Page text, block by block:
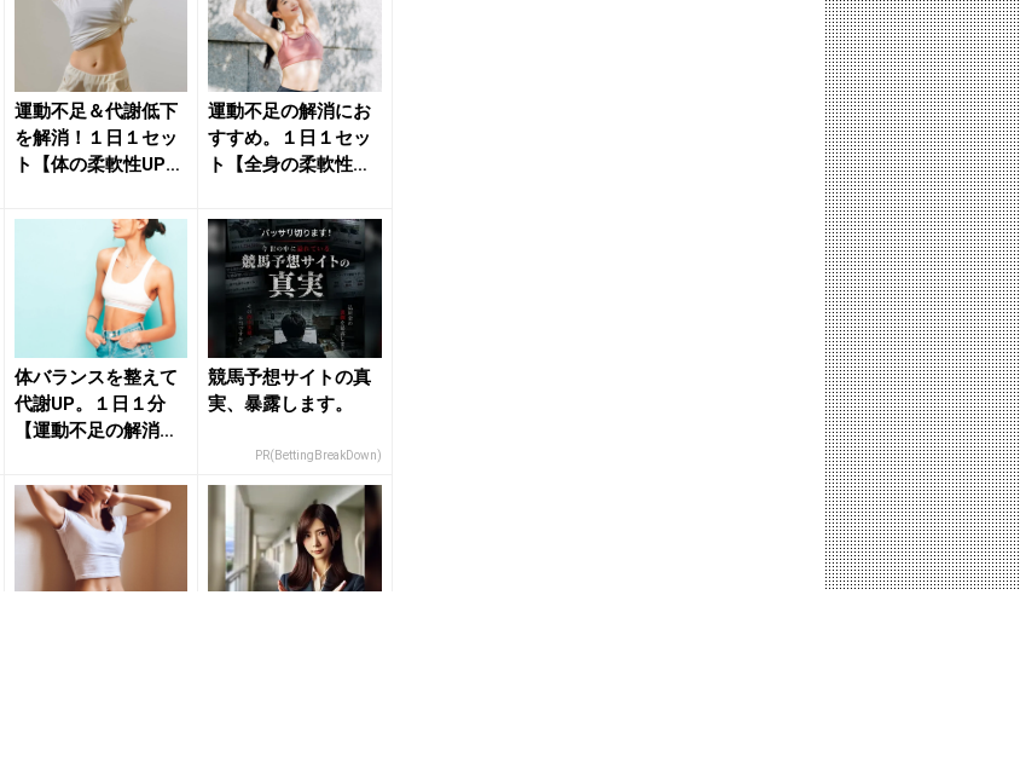
運動不足＆代謝低下
を解消！１日１セッ
ト【体の柔軟性UP＆
単ポー...
運動不足の解消にお
すすめ。１日１セッ
ト【全身の柔軟性を
く】簡単...
体バランスを整えて
代謝UP。１日１分
【運動不足の解消に
単習慣 ...
競馬予想サイトの真
実、暴露します。
PR(BettingBreakDown)